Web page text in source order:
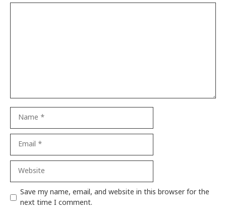
Save my name, email, and website in this browser for the
next time I comment.